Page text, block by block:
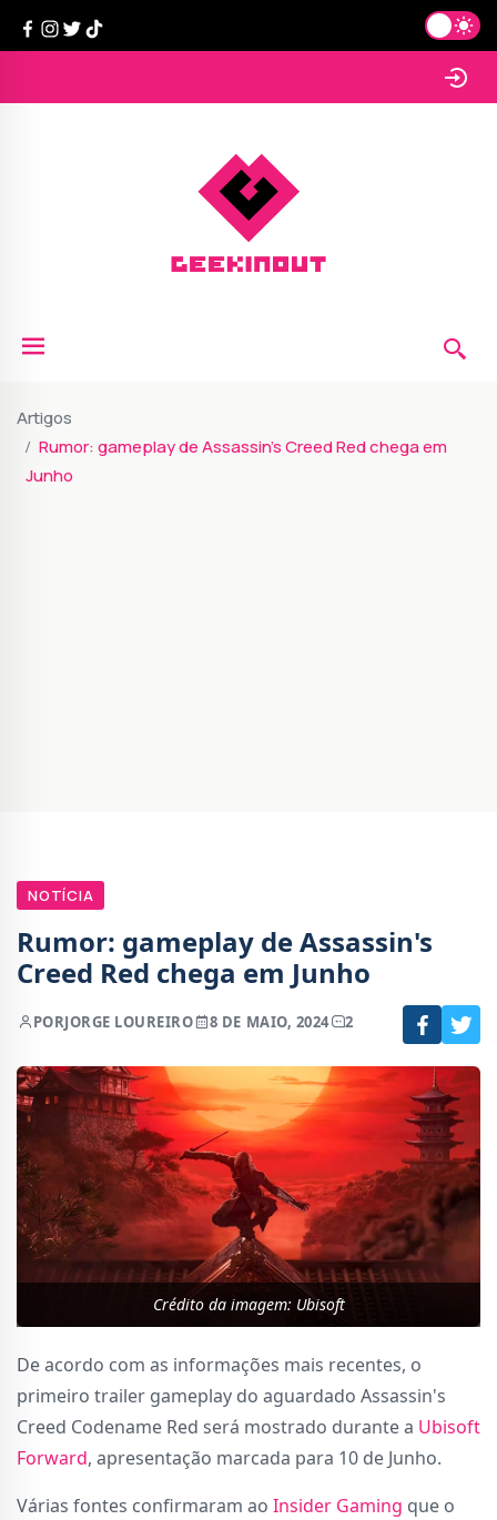
Artigos
Rumor: gameplay de Assassin's Creed Red chega em
Junho
NOTÍCIA
Rumor: gameplay de Assassin's
Creed Red chega em Junho
PORJORGE LOUREIRO 8 DE MAIO, 2024 2
Crédito da imagem: Ubisoft
De acordo com as informações mais recentes, o
primeiro trailer gameplay do aguardado Assassin's
Creed Codename Red será mostrado durante a Ubisoft
Forward, apresentação marcada para 10 de Junho.
Várias fontes confirmaram ao Insider Gaming que o